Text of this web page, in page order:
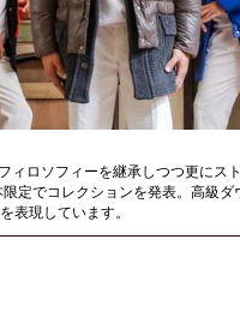
ィロソフィーを継承しつつ更にス
定でコレクションを発表。高級ダ
表現しています。